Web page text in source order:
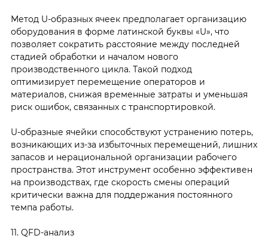
Метод U-образных ячеек предполагает организацию
оборудования в форме латинской буквы «U», что
позволяет сократить расстояние между последней
стадией обработки и началом нового
производственного цикла. Такой подход
оптимизирует перемещение операторов и
материалов, снижая временные затраты и уменьшая
риск ошибок, связанных с транспортировкой.
U-образные ячейки способствуют устранению потерь,
возникающих из-за избыточных перемещений, лишних
запасов и нерациональной организации рабочего
пространства. Этот инструмент особенно эффективен
на производствах, где скорость смены операций
критически важна для поддержания постоянного
темпа работы.
11. QFD-анализ